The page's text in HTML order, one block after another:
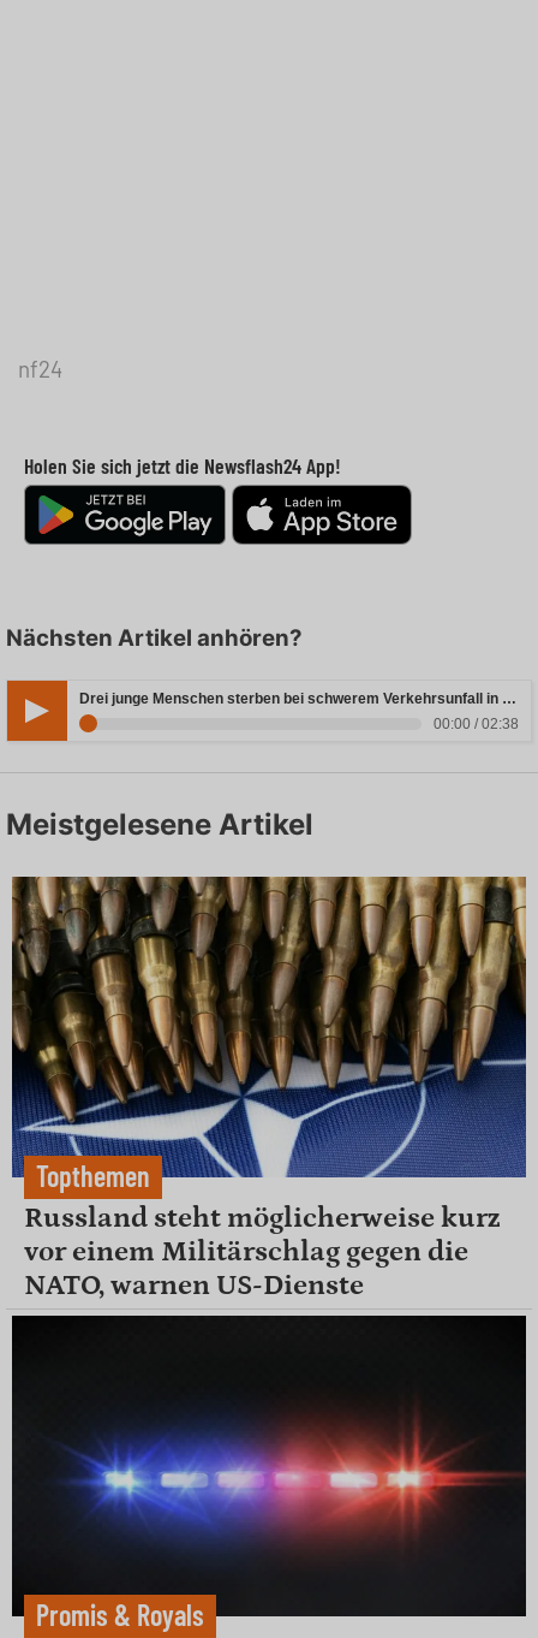
nf24
Holen Sie sich jetzt die Newsflash24 App!
Nächsten Artikel anhören?
Drei junge Menschen sterben bei schwerem Verkehrsunfall in Rheinland-Pfalz
00:00 / 02:38
Meistgelesene Artikel
Topthemen
Russland steht möglicherweise kurz
vor einem Militärschlag gegen die
NATO, warnen US-Dienste
Promis & Royals